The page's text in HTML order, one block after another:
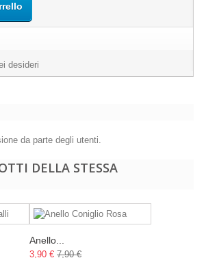
desideri
da parte degli utenti.
DELLA STESSA
Anello...
3,90 € 7,90 €